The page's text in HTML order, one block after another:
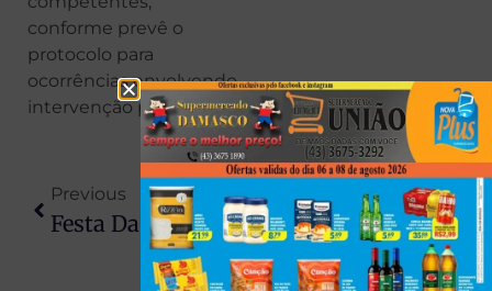
conforme prevê o
protocolo para
ocorrências envolvendo
intervenção policial.
Previous
Festa Da Seleção Termina Em Pancadaria Em Bela Vista Do Paraíso
Next
Criança Dá Entrada Em Hospital Com Sonolência, Equipe Aciona PM E Pai Acaba Preso No PR